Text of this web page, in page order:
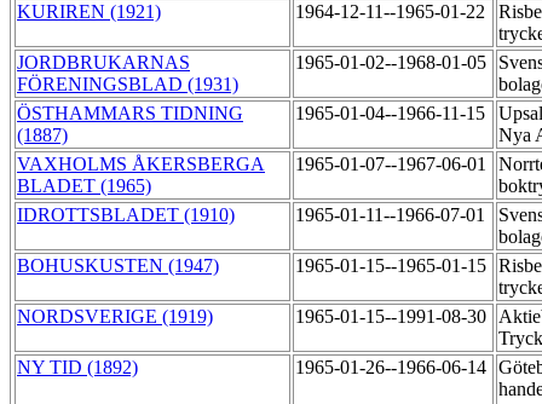
KURIREN (1921)
1964-12-11--1965-01-22
JORDBRUKARNAS
FÖRENINGSBLAD (1931)
1965-01-02--1968-01-05
ÖSTHAMMARS TIDNING
(1887)
1965-01-04--1966-11-15
Nya
VAXHOLMS ÅKERSBERGA
BLADET (1965)
1965-01-07--1967-06-01
IDROTTSBLADET (1910)
1965-01-11--1966-07-01
BOHUSKUSTEN (1947)
1965-01-15--1965-01-15
NORDSVERIGE (1919)
1965-01-15--1991-08-30
NY TID (1892)
1965-01-26--1966-06-14